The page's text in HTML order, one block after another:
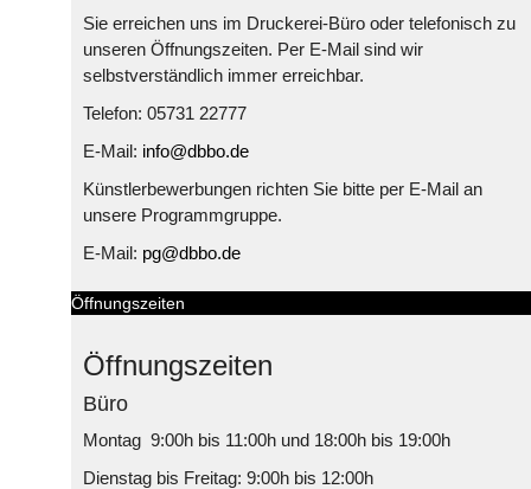
Sie erreichen uns im Druckerei-Büro oder telefonisch zu
unseren Öffnungszeiten. Per E-Mail sind wir
selbstverständlich immer erreichbar.
Telefon: 05731 22777
E-Mail: info@dbbo.de
Künstlerbewerbungen richten Sie bitte per E-Mail an
unsere Programmgruppe.
E-Mail: pg@dbbo.de
Öffnungszeiten
Öffnungszeiten
Büro
Montag 9:00h bis 11:00h und 18:00h bis 19:00h
Dienstag bis Freitag: 9:00h bis 12:00h